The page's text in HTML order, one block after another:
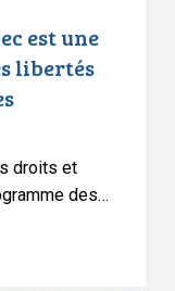
est une
libertés
droits et
des…